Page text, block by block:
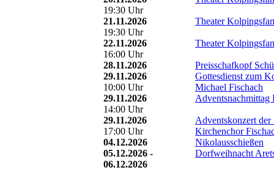
19:30 Uhr
21.11.2026
19:30 Uhr
Theater
22.11.2026
16:00 Uhr
Theater
28.11.2026
Preisschafkopf
29.11.2026
10:00 Uhr
Gottesdienst zum
Michael Fischach
29.11.2026
14:00 Uhr
29.11.2026
17:00 Uhr
Adventskonzert
Kirchenchor
04.12.2026
Nikolausschießen
05.12.2026 -
06.12.2026
Dorfweihnacht